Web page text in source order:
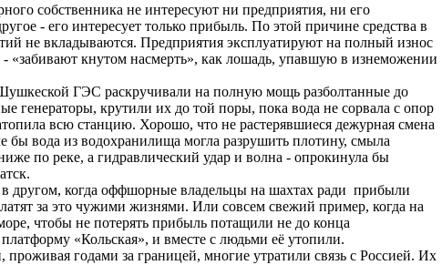
собственника не интересуют ни предприятия, ни его
- его интересует только прибыль. По этой причине средства в
не вкладываются. Предприятия эксплуатируют на полный износ
- «забивают кнутом насмерть», как лошадь, упавшую в изнеможении
ГЭС раскручивали на полную мощь разболтанные до
генераторы, крутили их до той поры, пока вода не сорвала с опор
всю станцию. Хорошо, что не растерявшиеся дежурная смена
бы вода из водохранилища могла разрушить плотину, смыла
по реке, а гидравлический удар и волна - опрокинула бы
когда оффшорные владельцы на шахтах ради прибыли
за это чужими жизнями. Или совсем свежий пример, когда на
чтобы не потерять прибыль потащили не до конца
«Кольская», и вместе с людьми её утопили.
годами за границей, многие утратили связь с Россией. Их